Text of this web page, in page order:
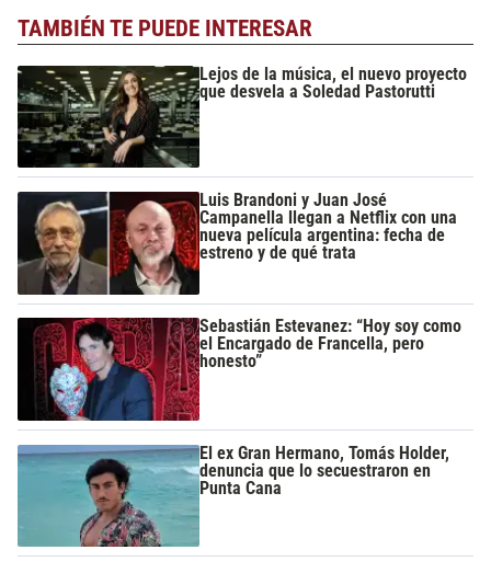
TAMBIÉN TE PUEDE INTERESAR
Lejos de la música, el nuevo proyecto
que desvela a Soledad Pastorutti
Luis Brandoni y Juan José
Campanella llegan a Netflix con una
nueva película argentina: fecha de
estreno y de qué trata
Sebastián Estevanez: “Hoy soy como
el Encargado de Francella, pero
honesto”
El ex Gran Hermano, Tomás Holder,
denuncia que lo secuestraron en
Punta Cana